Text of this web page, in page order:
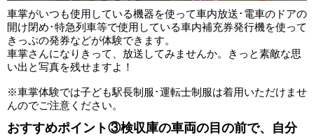
車掌がいつも使用している機器を使って車内放送･電車のドアの
開け閉め･特急列車等で使用している車内補充券発行機を使って
きっぷの発券などが体験できます。
車掌さんになりきって、放送してみませんか。きっと素敵な思
い出と写真を残せますよ！
※車掌体験では子ども駅長制服･運転士制服は着用いただけませ
んのでご注意ください。
おすすめポイント③検収庫の車両の目の前で、自分